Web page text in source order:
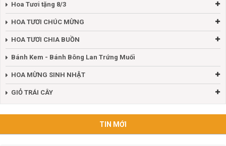
Hoa Tươi tặng 8/3
HOA TƯƠI CHÚC MỪNG
HOA TƯƠI CHIA BUỒN
Bánh Kem - Bánh Bông Lan Trứng Muối
HOA MỪNG SINH NHẬT
GIỎ TRÁI CÂY
TIN MỚI